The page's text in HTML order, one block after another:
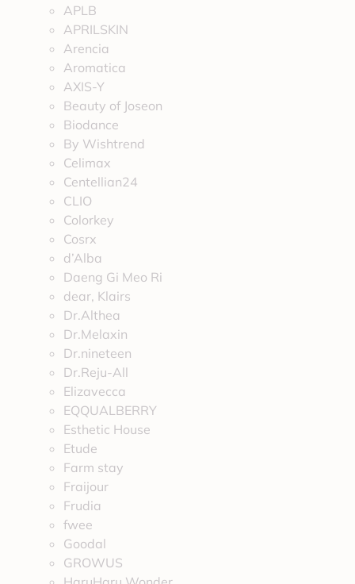
APLB
APRILSKIN
Arencia
Aromatica
AXIS-Y
Beauty of Joseon
Biodance
By Wishtrend
Celimax
Centellian24
CLIO
Colorkey
Cosrx
d’Alba
Daeng Gi Meo Ri
dear, Klairs
Dr.Althea
Dr.Melaxin
Dr.nineteen
Dr.Reju-All
Elizavecca
EQQUALBERRY
Esthetic House
Etude
Farm stay
Fraijour
Frudia
fwee
Goodal
GROWUS